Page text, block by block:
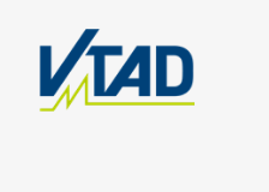
springen